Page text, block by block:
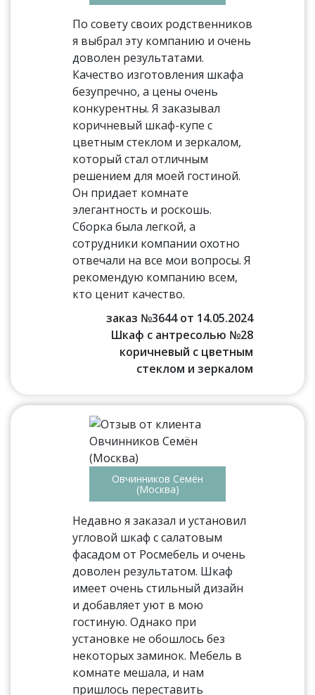
По совету своих родственников
я выбрал эту компанию и очень
доволен результатами.
Качество изготовления шкафа
безупречно, а цены очень
конкурентны. Я заказывал
коричневый шкаф-купе с
цветным стеклом и зеркалом,
который стал отличным
решением для моей гостиной.
Он придает комнате
элегантность и роскошь.
Сборка была легкой, а
сотрудники компании охотно
отвечали на все мои вопросы. Я
рекомендую компанию всем,
кто ценит качество.
заказ №3644 от 14.05.2024
Шкаф с антресолью №28
коричневый с цветным
стеклом и зеркалом
Овчинников Семён
(Москва)
Недавно я заказал и установил
угловой шкаф с салатовым
фасадом от Росмебель и очень
доволен результатом. Шкаф
имеет очень стильный дизайн
и добавляет уют в мою
гостиную. Однако при
установке не обошлось без
некоторых заминок. Мебель в
комнате мешала, и нам
пришлось переставить